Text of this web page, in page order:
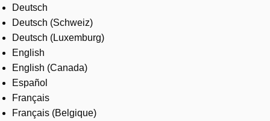
About us
Where to buy
Contact us
Careers
Deutsch
Deutsch (Schweiz)
Deutsch (Luxemburg)
English
English (Canada)
Español
Français
Français (Belgique)